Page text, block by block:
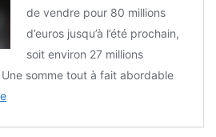
de vendre pour 80 millions
d’euros jusqu’à l’été prochain,
soit environ 27 millions
somme tout à fait abordable